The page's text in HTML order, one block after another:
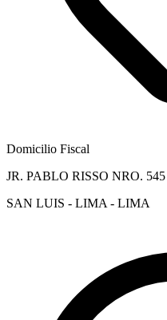
Domicilio Fiscal
JR. PABLO RISSO NRO.
SAN LUIS - LIMA - LIMA